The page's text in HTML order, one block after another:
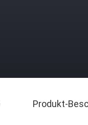
Produkt-